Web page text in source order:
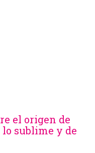
el origen de
lo sublime y de